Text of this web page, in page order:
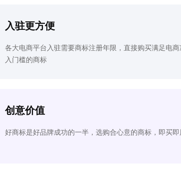
入驻更方便
各大电商平台入驻需要商标注册年限，直接购买满足电商
入门槛的商标
创意价值
好商标是好品牌成功的一半，选购合心意的商标，即买即